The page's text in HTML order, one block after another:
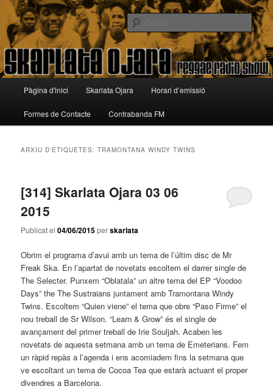
Aneu
contingut
principal
Aneu
contingut
secundariSkarlata Ojara
Reggae Radio Show
Cerca
principal
Pàgina d'inici Skarlata Ojara Horari d’emissió
Formes de Contacte Contrabanda FM
ARXIU D'ETIQUETES:TRAMONTANA WINDY TWINS
[314] Skarlata Ojara 03 06
2015
Publicat el04/06/2015perskarlata
Obrim el programa d’avui amb un tema de l’últim disc de Mr
Freak Ska. En l’apartat de novetats escoltem el darrer single de
The Selecter. Punxem “Oblatala” un altre tema del EP “Voodoo
Days” the The Sustraians juntament amb Tramontana Windy
Twins. Escoltem “Quien viene” el tema que obre “Paso Firme” el
nou treball de Sr Wilson. “Learn & Grow” és el single de
avançament del primer treball de Irie Souljah. Acaben les
novetats de aquesta setmana amb un tema de Emeterians. Fem
un ràpid repàs a l’agenda i ens acomiadem fins la setmana que
ve escoltant un tema de Cocoa Tea que estarà actuant el proper
divendres a Barcelona.